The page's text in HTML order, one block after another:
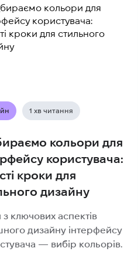
1 хв читання
кольори для
користувача:
кроки для
дизайну
ключових аспектів
дизайну інтерфейсу
— вибір кольорів.